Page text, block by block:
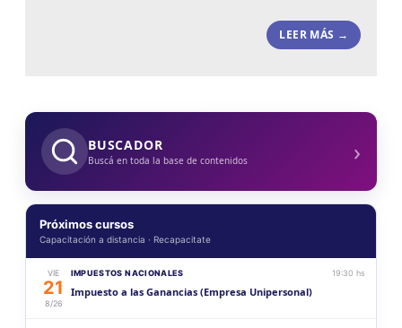
LEER MÁS →
BUSCADOR
Buscá en toda la base de contenidos ›
Próximos cursos
Capacitación a distancia · Recapacitate
VIE
21
8/26
IMPUESTOS NACIONALES 19:30 hs
Impuesto a las Ganancias (Empresa Unipersonal)